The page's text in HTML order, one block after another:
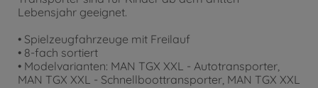
Lebensjahr geeignet.
• Spielzeugfahrzeuge mit Freilauf
• 8-fach sortiert
• Modelvarianten: MAN TGX XXL - Autotransporter,
MAN TGX XXL - Schnellboottransporter, MAN TGX XXL